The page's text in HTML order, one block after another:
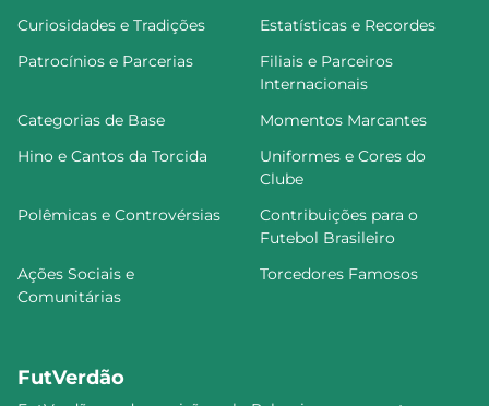
Curiosidades e Tradições
Estatísticas e Recordes
Patrocínios e Parcerias
Filiais e Parceiros
Internacionais
Categorias de Base
Momentos Marcantes
Hino e Cantos da Torcida
Uniformes e Cores do
Clube
Polêmicas e Controvérsias
Contribuições para o
Futebol Brasileiro
Ações Sociais e
Comunitárias
Torcedores Famosos
FutVerdão